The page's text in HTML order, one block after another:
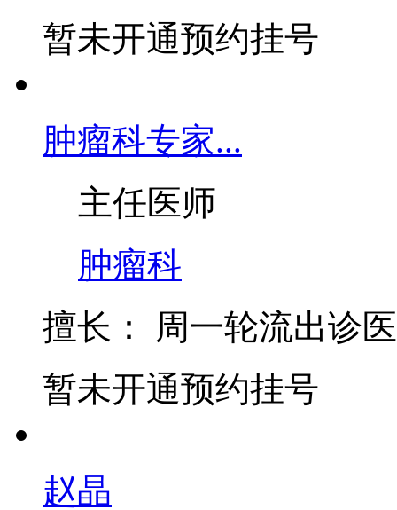
擅长：长期从事肿瘤
肿瘤科专家...
主任医师
肿瘤科
擅长： 周一轮流出诊
暂未开通预约挂号